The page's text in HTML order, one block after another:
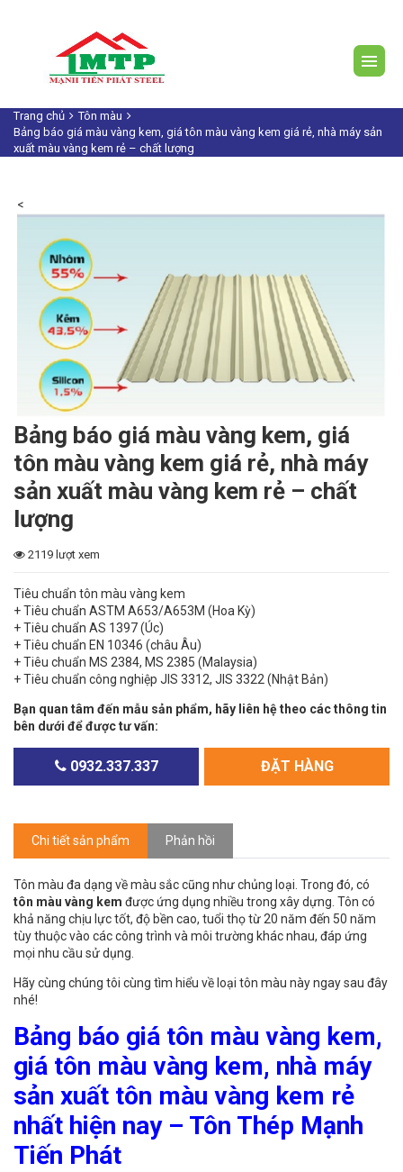
Trang chủ
Tôn màu
Bảng báo giá màu vàng kem, giá tôn màu vàng kem giá rẻ, nhà máy sản
xuất màu vàng kem rẻ – chất lượng
<
Bảng báo giá màu vàng kem, giá
tôn màu vàng kem giá rẻ, nhà máy
sản xuất màu vàng kem rẻ – chất
lượng
2119 lượt xem
Tiêu chuẩn tôn màu vàng kem
+ Tiêu chuẩn ASTM A653/A653M (Hoa Kỳ)
+ Tiêu chuẩn AS 1397 (Úc)
+ Tiêu chuẩn EN 10346 (châu Âu)
+ Tiêu chuẩn MS 2384, MS 2385 (Malaysia)
+ Tiêu chuẩn công nghiệp JIS 3312, JIS 3322 (Nhật Bản)
Bạn quan tâm đến mẫu sản phẩm, hãy liên hệ theo các thông tin
bên dưới để được tư vấn:
0932.337.337 ĐẶT HÀNG
Chi tiết sản phẩm Phản hồi
Tôn màu đa dạng về màu sắc cũng như chủng loại. Trong đó, có
tôn màu vàng kem được ứng dụng nhiều trong xây dựng. Tôn có
khả năng chịu lực tốt, độ bền cao, tuổi thọ từ 20 năm đến 50 năm
tùy thuộc vào các công trình và môi trường khác nhau, đáp ứng
mọi nhu cầu sử dụng.
Hãy cùng chúng tôi cùng tìm hiểu về loại tôn màu này ngay sau đây
nhé!
Bảng báo giá tôn màu vàng kem,
giá tôn màu vàng kem, nhà máy
sản xuất tôn màu vàng kem rẻ
nhất hiện nay – Tôn Thép Mạnh
Tiến Phát